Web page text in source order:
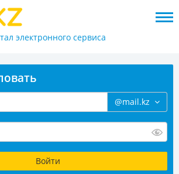
электронного сервиса
@mail.kz